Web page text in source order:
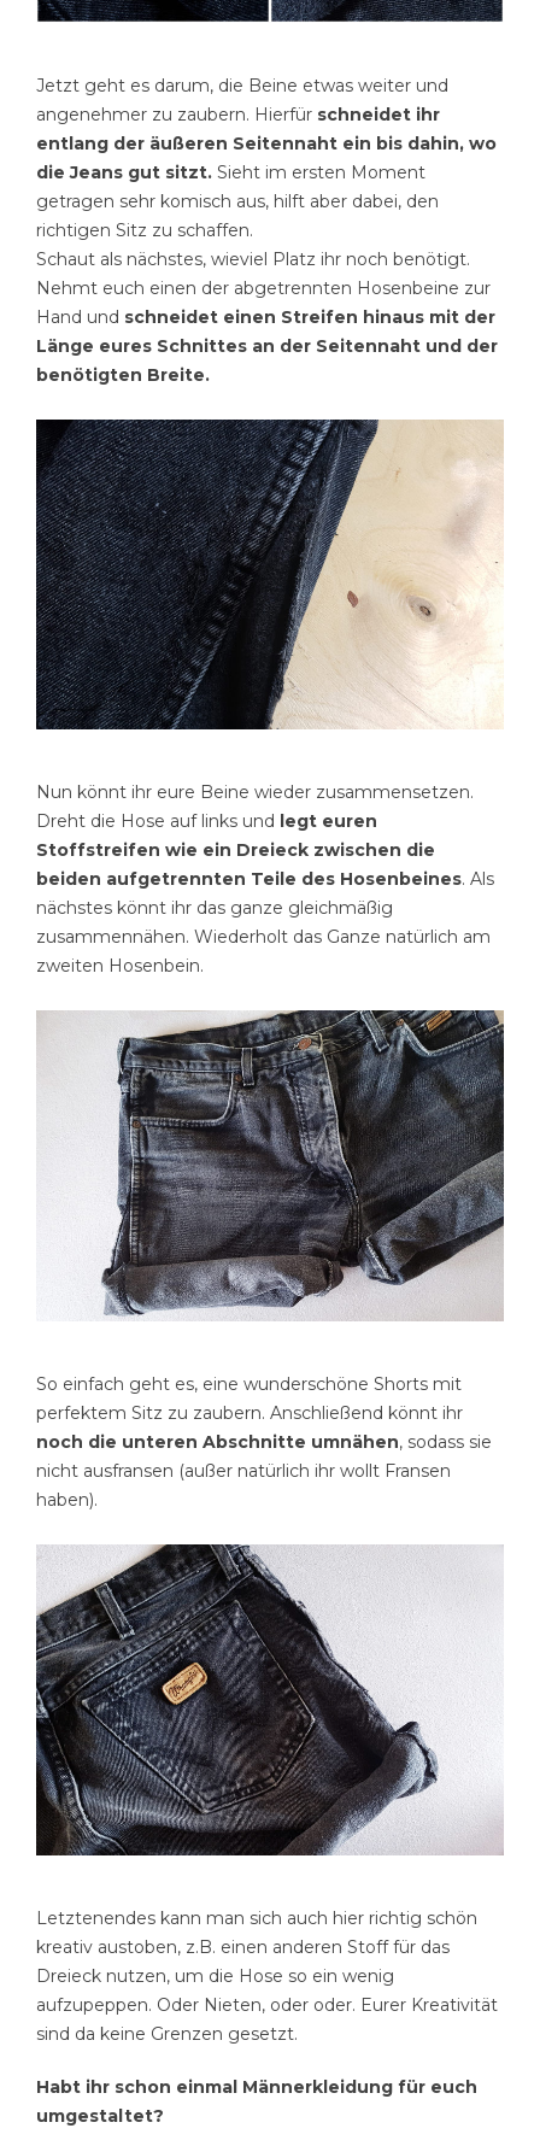
Jetzt geht es darum, die Beine etwas weiter und
angenehmer zu zaubern. Hierfür schneidet ihr
entlang der äußeren Seitennaht ein bis dahin, wo
die Jeans gut sitzt. Sieht im ersten Moment
getragen sehr komisch aus, hilft aber dabei, den
richtigen Sitz zu schaffen.
Schaut als nächstes, wieviel Platz ihr noch benötigt.
Nehmt euch einen der abgetrennten Hosenbeine zur
Hand und schneidet einen Streifen hinaus mit der
Länge eures Schnittes an der Seitennaht und der
benötigten Breite.
Nun könnt ihr eure Beine wieder zusammensetzen.
Dreht die Hose auf links und
legt euren
Stoffstreifen wie ein Dreieck zwischen die
beiden aufgetrennten Teile des Hosenbeines. Als
nächstes könnt ihr das ganze gleichmäßig
zusammennähen. Wiederholt das Ganze natürlich am
zweiten Hosenbein.
So einfach geht es, eine wunderschöne Shorts mit
perfektem Sitz zu zaubern. Anschließend könnt ihr
noch die unteren Abschnitte umnähen, sodass sie
nicht ausfransen (außer natürlich ihr wollt Fransen
haben).
Letztenendes kann man sich auch hier richtig schön
kreativ austoben, z.B. einen anderen Stoff für das
Dreieck nutzen, um die Hose so ein wenig
aufzupeppen. Oder Nieten, oder oder. Eurer Kreativität
sind da keine Grenzen gesetzt.
Habt ihr schon einmal Männerkleidung für euch
umgestaltet?